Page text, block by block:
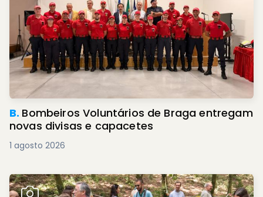
B. Bombeiros Voluntários de Braga entregam
novas divisas e capacetes
1 agosto 2026